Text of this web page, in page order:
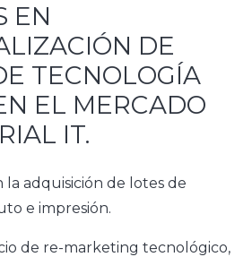
EN
DE
TECNOLOGÍA
EL MERCADO
IT.
la adquisición de lotes de
e impresión.
de re-marketing tecnológico,